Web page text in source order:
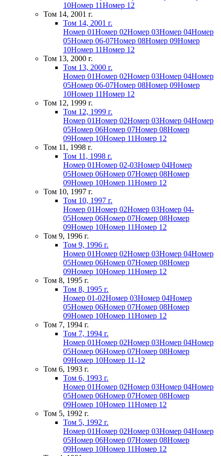
10Номер 11Номер 12
Том 14, 2001 г.
Том 14, 2001 г.
Номер 01Номер 02Номер 03Номер 04Номер
05Номер 06-07Номер 08Номер 09Номер
10Номер 11Номер 12
Том 13, 2000 г.
Том 13, 2000 г.
Номер 01Номер 02Номер 03Номер 04Номер
05Номер 06-07Номер 08Номер 09Номер
10Номер 11Номер 12
Том 12, 1999 г.
Том 12, 1999 г.
Номер 01Номер 02Номер 03Номер 04Номер
05Номер 06Номер 07Номер 08Номер
09Номер 10Номер 11Номер 12
Том 11, 1998 г.
Том 11, 1998 г.
Номер 01Номер 02-03Номер 04Номер
05Номер 06Номер 07Номер 08Номер
09Номер 10Номер 11Номер 12
Том 10, 1997 г.
Том 10, 1997 г.
Номер 01Номер 02Номер 03Номер 04-
05Номер 06Номер 07Номер 08Номер
09Номер 10Номер 11Номер 12
Том 9, 1996 г.
Том 9, 1996 г.
Номер 01Номер 02Номер 03Номер 04Номер
05Номер 06Номер 07Номер 08Номер
09Номер 10Номер 11Номер 12
Том 8, 1995 г.
Том 8, 1995 г.
Номер 01-02Номер 03Номер 04Номер
05Номер 06Номер 07Номер 08Номер
09Номер 10Номер 11Номер 12
Том 7, 1994 г.
Том 7, 1994 г.
Номер 01Номер 02Номер 03Номер 04Номер
05Номер 06Номер 07Номер 08Номер
09Номер 10Номер 11-12
Том 6, 1993 г.
Том 6, 1993 г.
Номер 01Номер 02Номер 03Номер 04Номер
05Номер 06Номер 07Номер 08Номер
09Номер 10Номер 11Номер 12
Том 5, 1992 г.
Том 5, 1992 г.
Номер 01Номер 02Номер 03Номер 04Номер
05Номер 06Номер 07Номер 08Номер
09Номер 10Номер 11Номер 12